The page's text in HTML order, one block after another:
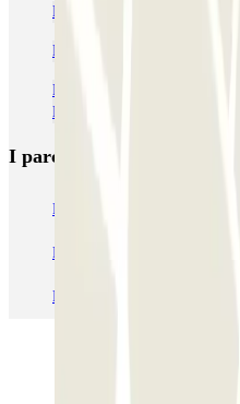
Parcheggi vicino a Palazzo
Parcheggio alla Stazione
Parcheggi vicino alla Basilica
Medicee
I parcheggi
Parcheggio Venezia
Parcheggio Roma
Parcheggio Malpensa